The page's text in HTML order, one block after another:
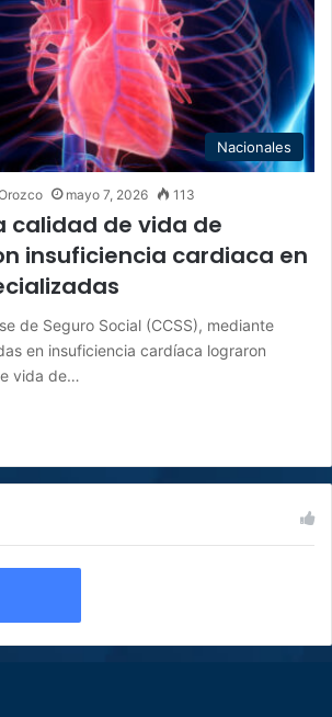
Nacionales
mayo 7, 2026 113
calidad de vida de
insuficiencia cardiaca en
de Seguro Social (CCSS), mediante
en insuficiencia cardíaca lograron
vida de…